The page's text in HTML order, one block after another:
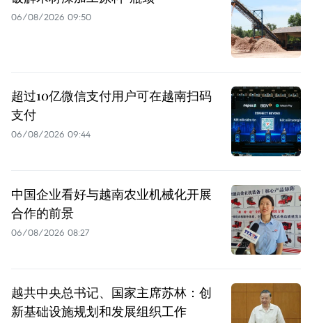
06/08/2026 09:50
超过10亿微信支付用户可在越南扫码
支付
06/08/2026 09:44
中国企业看好与越南农业机械化开展
合作的前景
06/08/2026 08:27
越共中央总书记、国家主席苏林：创
新基础设施规划和发展组织工作